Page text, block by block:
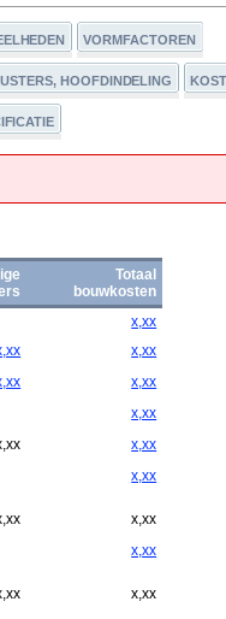
VORMFACTOREN
HOOFDINDELING
Totaal
bouwkosten
x,xx
x,xx
x,xx
x,xx
x,xx
x,xx
x,xx
x,xx
x,xx